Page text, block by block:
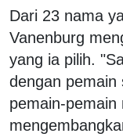
Dari 23 nama
Vanenburg
yang ia pilih.
dengan pemain
pemain-